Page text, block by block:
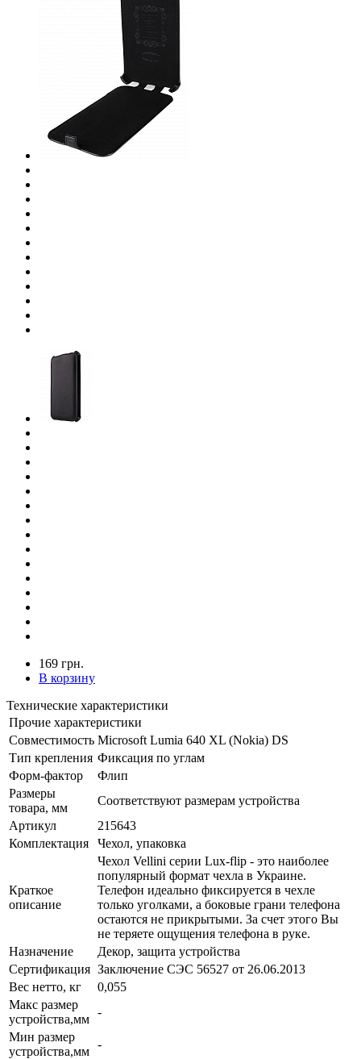
169 грн.
В корзину
Технические характеристики
Прочие характеристики
Совместимость Microsoft Lumia 640 XL (Nokia) DS
Тип крепления Фиксация по углам
Форм-фактор
Флип
Размеры
товара, мм
Соответствуют размерам устройства
Артикул
215643
Комплектация
Чехол, упаковка
Краткое
описание
Чехол Vellini серии Lux-flip - это наиболее
популярный формат чехла в Украине.
Телефон идеально фиксируется в чехле
только уголками, а боковые грани телефона
остаются не прикрытыми. За счет этого Вы
не теряете ощущения телефона в руке.
Назначение
Декор, защита устройства
Сертификация Заключение СЭС 56527 от 26.06.2013
Вес нетто, кг
0,055
Макс размер
устройства,мм
-
Мин размер
устройства,мм
-